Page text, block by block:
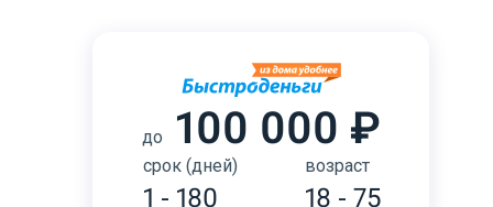
до 100 000 ₽
срок (дней)
1 - 180
возраст
18 - 75